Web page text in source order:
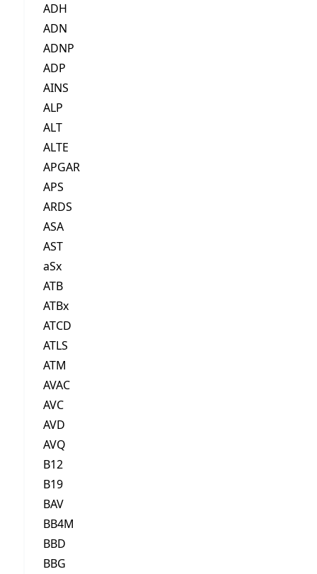
ADH
ADN
ADNP
ADP
AINS
ALP
ALT
ALTE
APGAR
APS
ARDS
ASA
AST
aSx
ATB
ATBx
ATCD
ATLS
ATM
AVAC
AVC
AVD
AVQ
B12
B19
BAV
BB4M
BBD
BBG